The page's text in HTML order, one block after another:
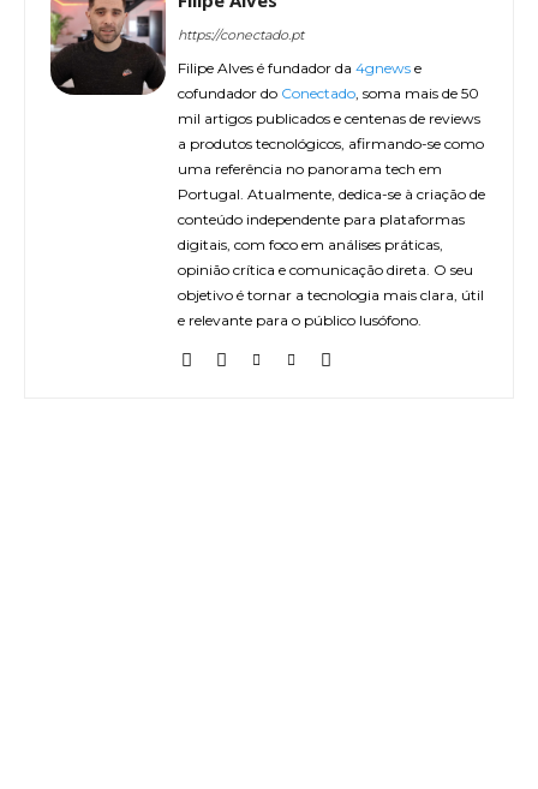
https://conectado.pt
Filipe Alves é fundador da 4gnews e
cofundador do Conectado, soma mais de 50
mil artigos publicados e centenas de reviews
a produtos tecnológicos, afirmando-se como
uma referência no panorama tech em
Portugal. Atualmente, dedica-se à criação de
conteúdo independente para plataformas
digitais, com foco em análises práticas,
opinião crítica e comunicação direta. O seu
objetivo é tornar a tecnologia mais clara, útil
e relevante para o público lusófono.